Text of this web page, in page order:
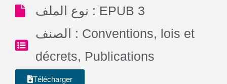
نوع الملف : EPUB 3
الصنف : Conventions, lois et
décrets, Publications
Télécharger